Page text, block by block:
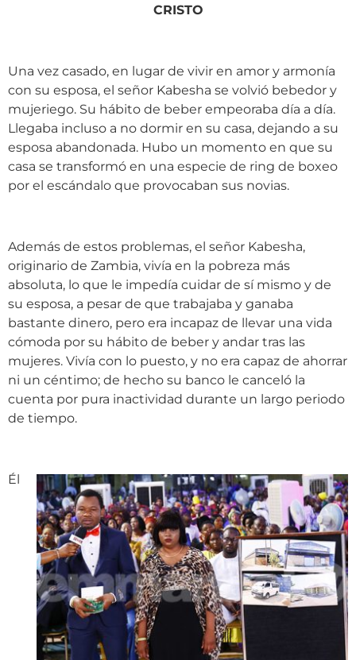
CRISTO
Una vez casado, en lugar de vivir en amor y armonía
con su esposa, el señor Kabesha se volvió bebedor y
mujeriego. Su hábito de beber empeoraba día a día.
Llegaba incluso a no dormir en su casa, dejando a su
esposa abandonada. Hubo un momento en que su
casa se transformó en una especie de ring de boxeo
por el escándalo que provocaban sus novias.
Además de estos problemas, el señor Kabesha,
originario de Zambia, vivía en la pobreza más
absoluta, lo que le impedía cuidar de sí mismo y de
su esposa, a pesar de que trabajaba y ganaba
bastante dinero, pero era incapaz de llevar una vida
cómoda por su hábito de beber y andar tras las
mujeres. Vivía con lo puesto, y no era capaz de ahorrar
ni un céntimo; de hecho su banco le canceló la
cuenta por pura inactividad durante un largo periodo
de tiempo.
Él